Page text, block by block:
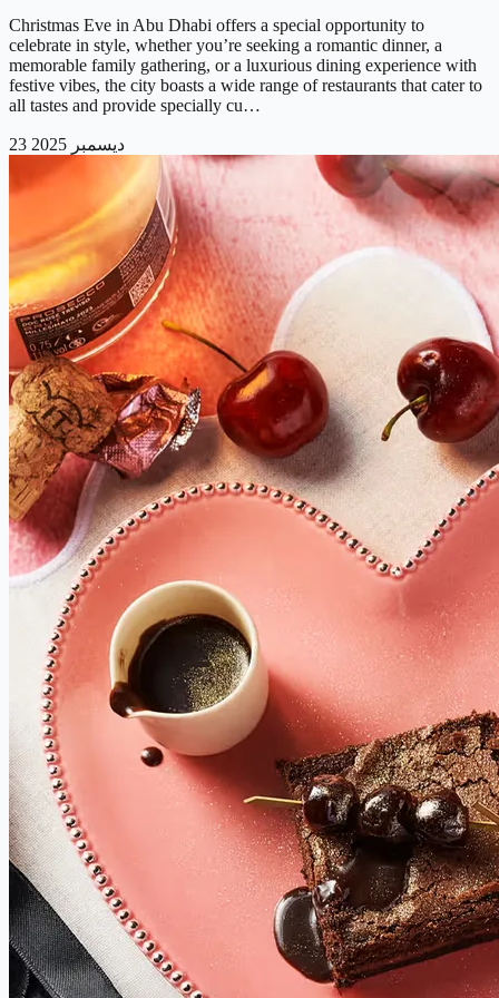
Christmas Eve in Abu Dhabi offers a special opportunity to
celebrate in style, whether you’re seeking a romantic dinner, a
memorable family gathering, or a luxurious dining experience with
festive vibes, the city boasts a wide range of restaurants that cater to
all tastes and provide specially cu…
23 ديسمبر 2025